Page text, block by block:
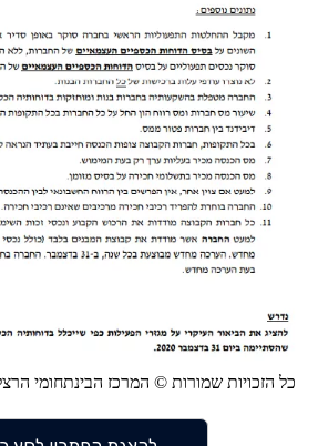
כל הזכויות שמורות © המרכז הבינתחומי